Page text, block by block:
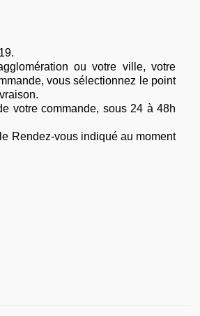
ou votre ville, votre
vous sélectionnez le point
votre commande, sous 24 à 48h
Rendez-vous indiqué au moment